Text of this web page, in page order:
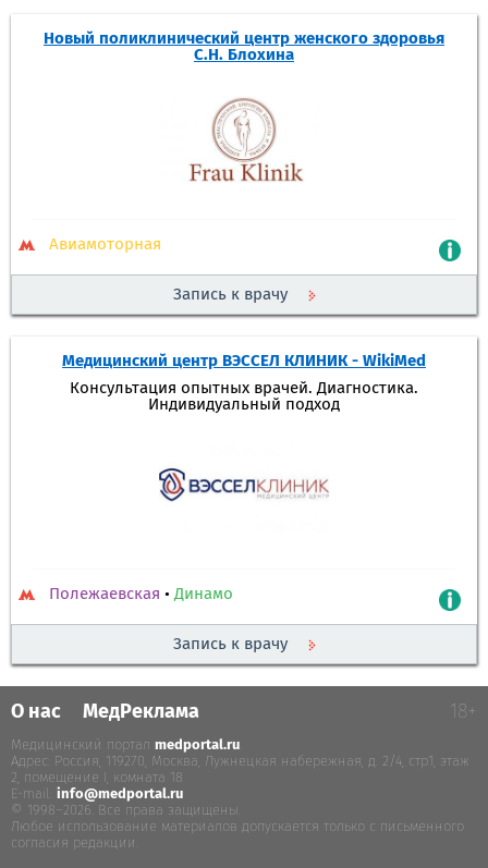
Новый поликлинический центр женского здоровья
С.Н. Блохина
Авиамоторная
Запись к врачу
Медицинский центр ВЭССЕЛ КЛИНИК - WikiMed
Консультация опытных врачей. Диагностика.
Индивидуальный подход
Полежаевская •Динамо
Запись к врачу
О нас МедРеклама 18+
Медицинский портал medportal.ru
Адрес: Россия, 119270, Москва, Лужнецкая набережная, д. 2/4, стр.1, этаж
2, помещение I, комната 18
E-mail: info@medportal.ru
© 1998–2026. Все права защищены.
Любое использование материалов допускается только с письменного
согласия редакции.